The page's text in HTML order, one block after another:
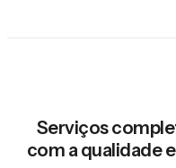
Serviços
com a qualidade